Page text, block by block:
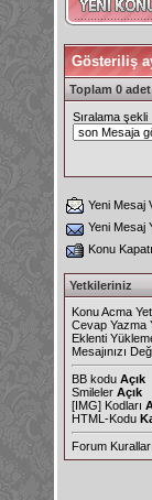
Gösteriliş
Toplam 0
Sıralama şekli
Yeni Mesaj
Yeni Mesaj
Konu
Yetkileriniz
Konu Acma
Cevap Yazma
Eklenti
Mesajınızı
BB kodu Açık
Smileler Açık
[IMG] Kodları
HTML-Kodu
Forum Kuralları